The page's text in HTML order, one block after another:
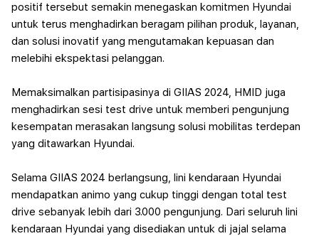
positif tersebut semakin menegaskan komitmen Hyundai
untuk terus menghadirkan beragam pilihan produk, layanan,
dan solusi inovatif yang mengutamakan kepuasan dan
melebihi ekspektasi pelanggan.
Memaksimalkan partisipasinya di GIIAS 2024, HMID juga
menghadirkan sesi test drive untuk memberi pengunjung
kesempatan merasakan langsung solusi mobilitas terdepan
yang ditawarkan Hyundai.
Selama GIIAS 2024 berlangsung, lini kendaraan Hyundai
mendapatkan animo yang cukup tinggi dengan total test
drive sebanyak lebih dari 3.000 pengunjung. Dari seluruh lini
kendaraan Hyundai yang disediakan untuk di jajal selama